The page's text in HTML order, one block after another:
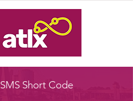
SMS Short Code